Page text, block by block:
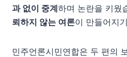
과 없이 중계 하며 논란을 키웠
뢰하지 않는 여론이 만들어지
민주언론시민연합은 두 편의